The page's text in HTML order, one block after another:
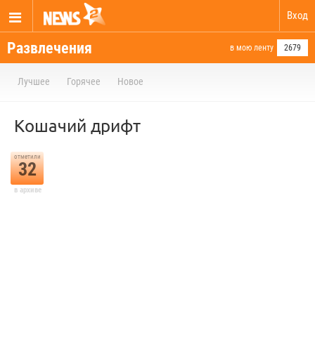
Вход
Развлечения в мою ленту 2679
Лучшее Горячее Новое
Кошачий дрифт
отметили
32
в архиве